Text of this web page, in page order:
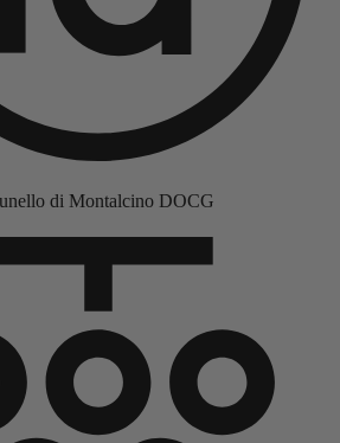
di Montalcino DOCG